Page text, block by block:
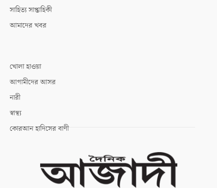
সাহিত্য সাপ্তাহিকী
আমাদের খবর
খোলা হাওয়া
আগামীদের আসর
নারী
স্বাস্থ্য
কোরআন হাদিসের বাণী